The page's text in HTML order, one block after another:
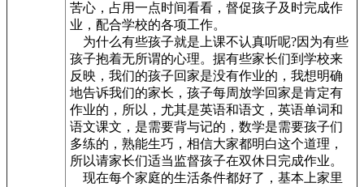
苦心，占用一点时间看看，督促孩子及时完成作
业，配合学校的各项工作。
为什么有些孩子就是上课不认真听呢?因为有些
孩子抱着无所谓的心理。据有些家长们到学校来
反映，我们的孩子回家是没有作业的，我想明确
地告诉我们的家长，孩子每周放学回家是肯定有
作业的，所以，尤其是英语和语文，英语单词和
语文课文，是需要背与记的，数学是需要孩子们
多练的，熟能生巧，相信大家都明白这个道理，
所以请家长们适当监督孩子在双休日完成作业。
现在每个家庭的生活条件都好了，基本上家里